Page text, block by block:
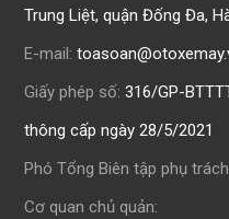
Trung Liệt, quận Đống Đa,
E-mail:
Giấy phép số: 316/GP-
thông cấp ngày 28/5/2021
Phó Tổng Biên tập phụ
Cơ quan chủ quản: